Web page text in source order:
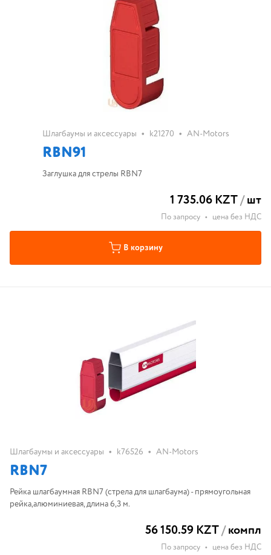
Шлагбаумы и аксессуары • k21270 • AN-Motors
RBN91
Заглушка для стрелы RBN7
1 735.06 KZT/шт
По запросу • цена без НДС
В корзину
Шлагбаумы и аксессуары • k76526 • AN-Motors
RBN7
Рейка шлагбаумная RBN7 (стрела для шлагбаума) - прямоугольная
рейка,алюминиевая, длина 6,3 м.
56 150.59 KZT/компл
По запросу • цена без НДС